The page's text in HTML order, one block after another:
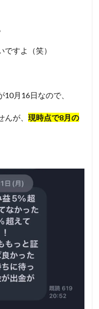
すよ（笑）
月16日なので、
が、 現時点で8月の